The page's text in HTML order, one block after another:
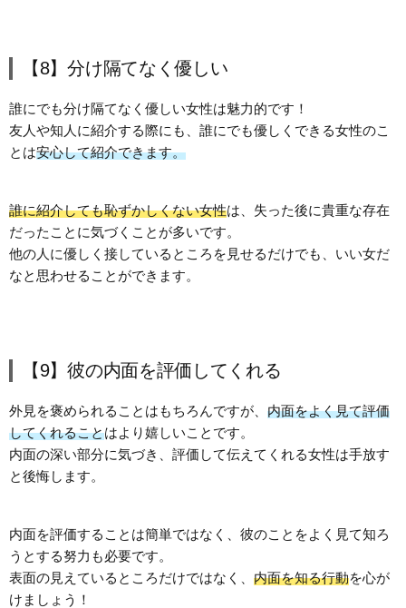
【8】分け隔てなく優しい
誰にでも分け隔てなく優しい女性は魅力的です！
友人や知人に紹介する際にも、誰にでも優しくできる女性のこ
とは安心して紹介できます。
誰に紹介しても恥ずかしくない女性は、失った後に貴重な存在
だったことに気づくことが多いです。
他の人に優しく接しているところを見せるだけでも、いい女だ
なと思わせることができます。
【9】彼の内面を評価してくれる
外見を褒められることはもちろんですが、 内面をよく見て評価
してくれることはより嬉しいことです。
内面の深い部分に気づき、評価して伝えてくれる女性は手放す
と後悔します。
内面を評価することは簡単ではなく、彼のことをよく見て知ろ
うとする努力も必要です。
表面の見えているところだけではなく、 内面を知る行動を心が
けましょう！